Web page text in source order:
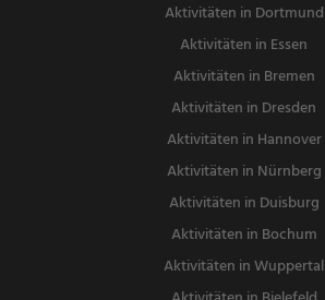
Aktivitäten in Dortmund
Aktivitäten in Essen
Aktivitäten in Bremen
Aktivitäten in Dresden
Aktivitäten in Hannover
Aktivitäten in Nürnberg
Aktivitäten in Duisburg
Aktivitäten in Bochum
Aktivitäten in Wuppertal